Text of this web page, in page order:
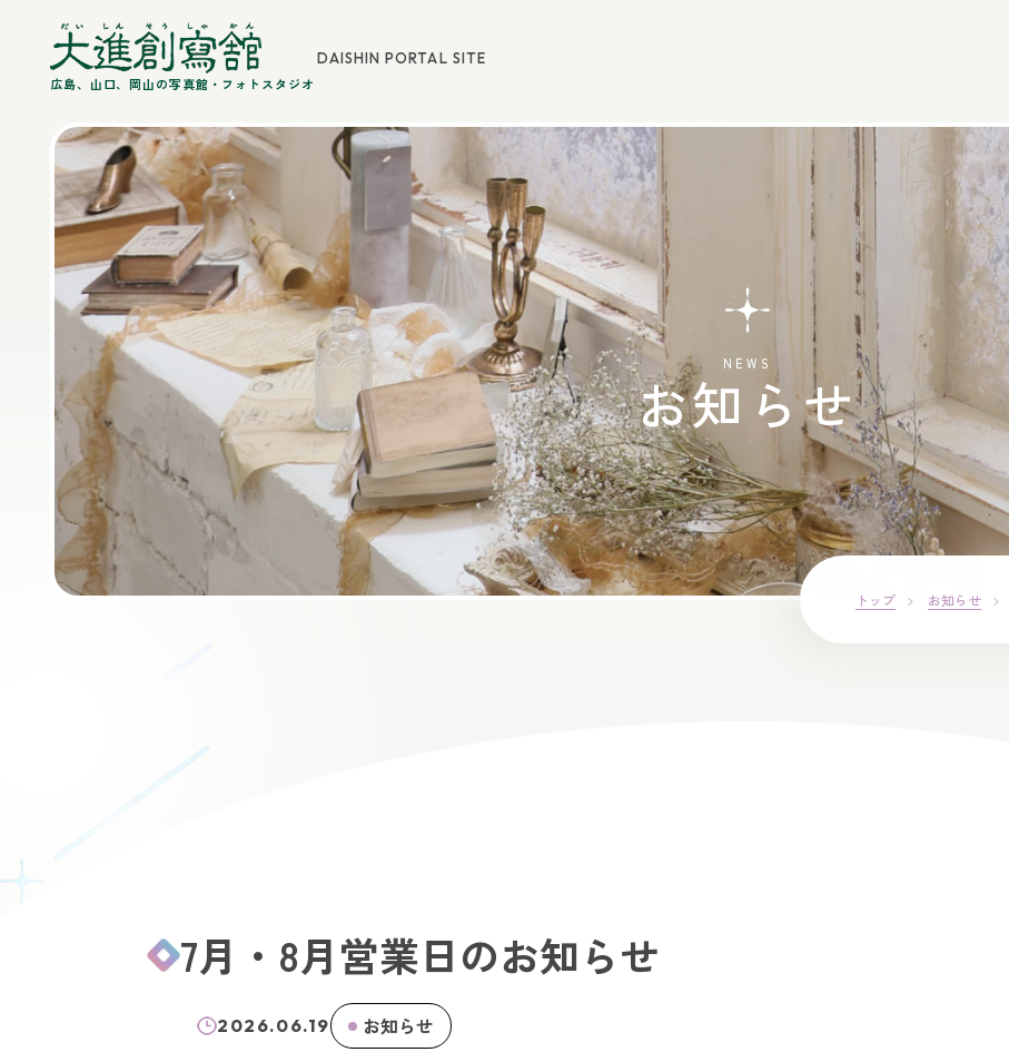
広島、山口、岡山の写真館・フォトスタジオ
DAISHIN PORTAL SITE
NEWS
お知らせ
トップ お知らせ
7月・8月営業日のお知らせ
2026.06.19 お知らせ